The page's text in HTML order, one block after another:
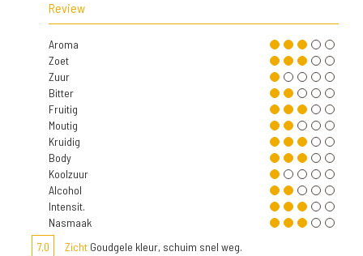
Review
Aroma
Zoet
Zuur
Bitter
Fruitig
Moutig
Kruidig
Body
Koolzuur
Alcohol
Intensit.
Nasmaak
7,0
Zicht Goudgele kleur, schuim snel weg.